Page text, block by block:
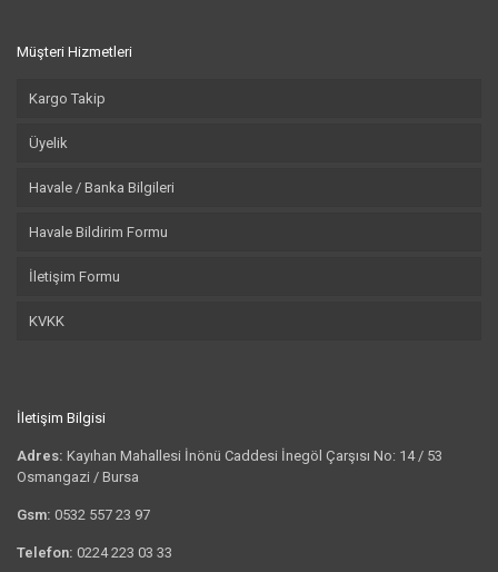
Müşteri Hizmetleri
Kargo Takip
Üyelik
Havale / Banka Bilgileri
Havale Bildirim Formu
İletişim Formu
KVKK
İletişim Bilgisi
Adres: Kayıhan Mahallesi İnönü Caddesi İnegöl Çarşısı No: 14 / 53
Osmangazi / Bursa
Gsm: 0532 557 23 97
Telefon: 0224 223 03 33